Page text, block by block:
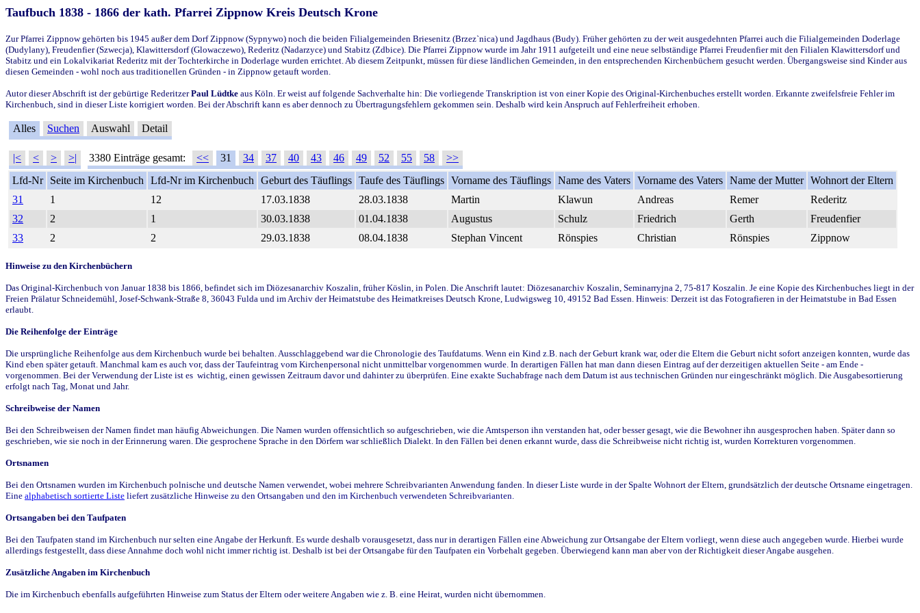
Taufbuch 1838 - 1866 der kath. Pfarrei Zippnow Kreis Deutsch Krone
Zur Pfarrei Zippnow gehörten bis 1945 außer dem Dorf Zippnow (Sypnywo) noch die beiden Filialgemeinden Briesenitz (Brzez`nica) und Jagdhaus (Budy). Früher gehörten zu der weit ausgedehnten Pfarrei auch die Filialgemeinden Doderlage
(Dudylany), Freudenfier (Szwecja), Klawittersdorf (Glowaczewo), Rederitz (Nadarzyce) und Stabitz (Zdbice). Die Pfarrei Zippnow wurde im Jahr 1911 aufgeteilt und eine neue selbständige Pfarrei Freudenfier mit den Filialen Klawittersdorf und
Stabitz und ein Lokalvikariat Rederitz mit der Tochterkirche in Doderlage wurden errichtet. Ab diesem Zeitpunkt, müssen für diese ländlichen Gemeinden, in den entsprechenden Kirchenbüchern gesucht werden. Übergangsweise sind Kinder aus
diesen Gemeinden - wohl noch aus traditionellen Gründen - in Zippnow getauft worden.
Autor dieser Abschrift ist der gebürtige RederitzerPaul Lüdtke aus Köln. Er weist auf folgende Sachverhalte hin: Die vorliegende Transkription ist von einer Kopie des Original-Kirchenbuches erstellt worden. Erkannte zweifelsfreie Fehler im
Kirchenbuch, sind in dieser Liste korrigiert worden. Bei der Abschrift kann es aber dennoch zu Übertragungsfehlern gekommen sein. Deshalb wird kein Anspruch auf Fehlerfreiheit erhoben.
Alles Suchen Auswahl Detail
|< < > >| 3380 Einträge gesamt: << 31 34 37 40 43 46 49 52 55 58
>>
Lfd-Nr
Seite im Kirchenbuch Lfd-Nr im Kirchenbuch Geburt des Täuflings Taufe des Täuflings Vorname des Täuflings Name des Vaters Vorname des Vaters Name der Mutter Wohnort der Eltern
31
1 12 17.03.1838 28.03.1838 Martin Klawun Andreas Remer
Rederitz
32
2 1 30.03.1838 01.04.1838 Augustus Schulz Friedrich Gerth
Freudenfier
33
2 2 29.03.1838 08.04.1838 Stephan Vincent Rönspies Christian Rönspies Zippnow
Hinweise zu den Kirchenbüchern
Das Original-Kirchenbuch von Januar 1838 bis 1866, befindet sich im Diözesanarchiv Koszalin, früher Köslin, in Polen. Die Anschrift lautet: Diözesanarchiv Koszalin, Seminarryjna 2, 75-817 Koszalin. Je eine Kopie des Kirchenbuches liegt in der
Freien Prälatur Schneidemühl, Josef-Schwank-Straße 8, 36043 Fulda und im Archiv der Heimatstube des Heimatkreises Deutsch Krone, Ludwigsweg 10, 49152 Bad Essen. Hinweis: Derzeit ist das Fotografieren in der Heimatstube in Bad Essen
erlaubt.
Die Reihenfolge der Einträge
Die ursprüngliche Reihenfolge aus dem Kirchenbuch wurde bei behalten. Ausschlaggebend war die Chronologie des Taufdatums. Wenn ein Kind z.B. nach der Geburt krank war, oder die Eltern die Geburt nicht sofort anzeigen konnten, wurde das
Kind eben später getauft. Manchmal kam es auch vor, dass der Taufeintrag vom Kirchenpersonal nicht unmittelbar vorgenommen wurde. In derartigen Fällen hat man dann diesen Eintrag auf der derzeitigen aktuellen Seite - am Ende -
vorgenommen. Bei der Verwendung der Liste ist es wichtig, einen gewissen Zeitraum davor und dahinter zu überprüfen. Eine exakte Suchabfrage nach dem Datum ist aus technischen Gründen nur eingeschränkt möglich. Die Ausgabesortierung
erfolgt nach Tag, Monat und Jahr.
Schreibweise der Namen
Bei den Schreibweisen der Namen findet man häufig Abweichungen. Die Namen wurden offensichtlich so aufgeschrieben, wie die Amtsperson ihn verstanden hat, oder besser gesagt, wie die Bewohner ihn ausgesprochen haben. Später dann so
geschrieben, wie sie noch in der Erinnerung waren. Die gesprochene Sprache in den Dörfern war schließlich Dialekt. In den Fällen bei denen erkannt wurde, dass die Schreibweise nicht richtig ist, wurden Korrekturen vorgenommen.
Ortsnamen
Bei den Ortsnamen wurden im Kirchenbuch polnische und deutsche Namen verwendet, wobei mehrere Schreibvarianten Anwendung fanden. In dieser Liste wurde in der Spalte Wohnort der Eltern, grundsätzlich der deutsche Ortsname eingetragen.
Eine alphabetisch sortierte Liste liefert zusätzliche Hinweise zu den Ortsangaben und den im Kirchenbuch verwendeten Schreibvarianten.
Ortsangaben bei den Taufpaten
Bei den Taufpaten stand im Kirchenbuch nur selten eine Angabe der Herkunft. Es wurde deshalb vorausgesetzt, dass nur in derartigen Fällen eine Abweichung zur Ortsangabe der Eltern vorliegt, wenn diese auch angegeben wurde. Hierbei wurde
allerdings festgestellt, dass diese Annahme doch wohl nicht immer richtig ist. Deshalb ist bei der Ortsangabe für den Taufpaten ein Vorbehalt gegeben. Überwiegend kann man aber von der Richtigkeit dieser Angabe ausgehen.
Zusätzliche Angaben im Kirchenbuch
Die im Kirchenbuch ebenfalls aufgeführten Hinweise zum Status der Eltern oder weitere Angaben wie z. B. eine Heirat, wurden nicht übernommen.